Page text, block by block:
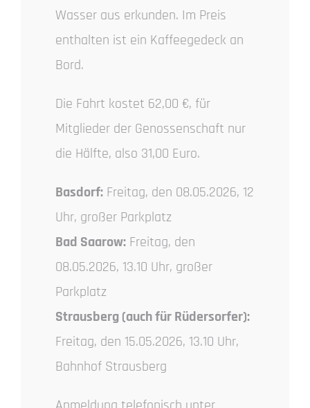
Wasser aus erkunden. Im Preis
enthalten ist ein Kaffeegedeck an
Bord.
Die Fahrt kostet 62,00 €, für
Mitglieder der Genossenschaft nur
die Hälfte, also 31,00 Euro.
Basdorf: Freitag, den 08.05.2026, 12
Uhr, großer Parkplatz
Bad Saarow: Freitag, den
08.05.2026, 13.10 Uhr, großer
Parkplatz
Strausberg (auch für Rüdersorfer):
Freitag, den 15.05.2026, 13.10 Uhr,
Bahnhof Strausberg